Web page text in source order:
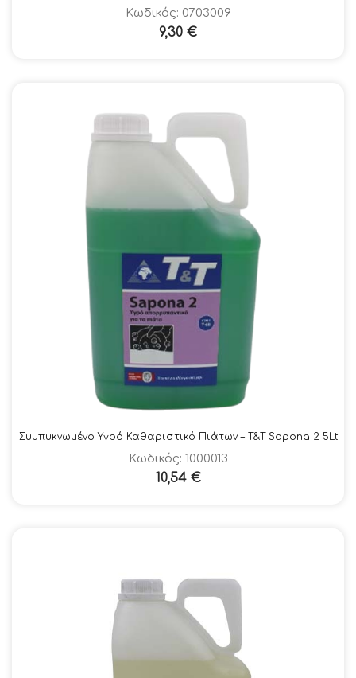
Κωδικός: 0703009
9,30 €
Συμπυκνωμένο Υγρό Καθαριστικό Πιάτων – Τ&Τ Sapona 2 5Lt
Κωδικός: 1000013
10,54 €